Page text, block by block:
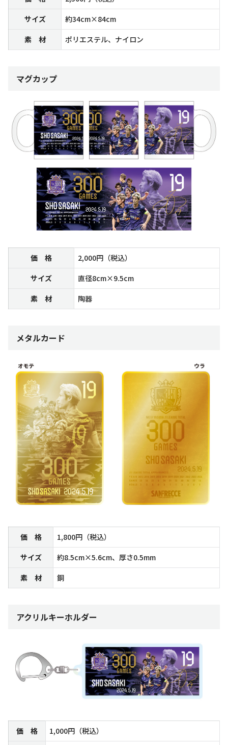
サイズ
約34cm×84cm
素 材
ポリエステル、ナイロン
マグカップ
価 格
2,000円（税込）
サイズ
直径8cm×9.5cm
素 材
陶器
メタルカード
価 格
1,800円（税込）
サイズ
約8.5cm×5.6cm、厚さ0.5mm
素 材
銅
アクリルキーホルダー
価 格 1,000円（税込）